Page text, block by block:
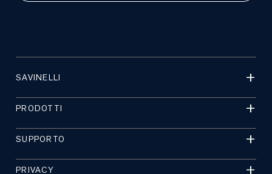
SAVINELLI
PRODOTTI
SUPPORTO
PRIVACY